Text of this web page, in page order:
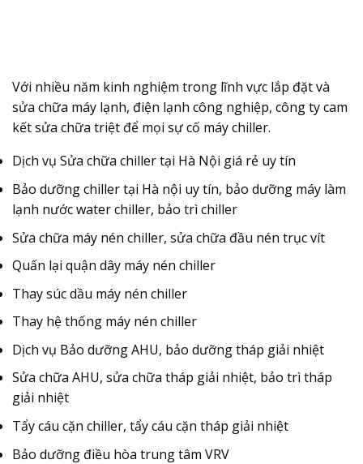
Với nhiều năm kinh nghiệm trong lĩnh vực lắp đặt và
sửa chữa máy lạnh, điện lạnh công nghiệp, công ty cam
kết sửa chữa triệt để mọi sự cố máy chiller.
Dịch vụ Sửa chữa chiller tại Hà Nội giá rẻ uy tín
Bảo dưỡng chiller tại Hà nội uy tín, bảo dưỡng máy làm
lạnh nước water chiller, bảo trì chiller
Sửa chữa máy nén chiller, sửa chữa đầu nén trục vít
Quấn lại quận dây máy nén chiller
Thay súc dầu máy nén chiller
Thay hệ thống máy nén chiller
Dịch vụ Bảo dưỡng AHU, bảo dưỡng tháp giải nhiệt
Sửa chữa AHU, sửa chữa tháp giải nhiệt, bảo trì tháp
giải nhiệt
Tẩy cáu cặn chiller, tẩy cáu cặn tháp giải nhiệt
Bảo dưỡng điều hòa trung tâm VRV